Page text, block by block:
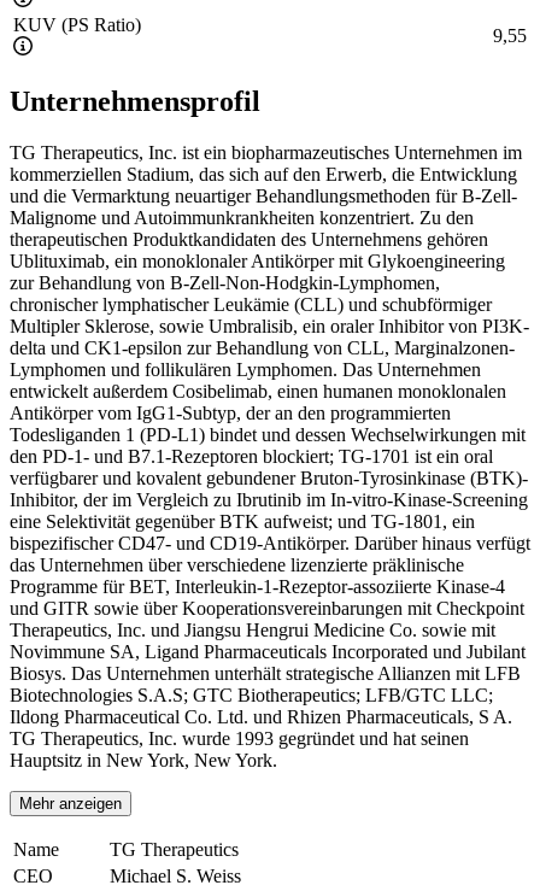
KUV (PS Ratio)
9,55
Unternehmensprofil
TG Therapeutics, Inc. ist ein biopharmazeutisches Unternehmen im
kommerziellen Stadium, das sich auf den Erwerb, die Entwicklung
und die Vermarktung neuartiger Behandlungsmethoden für B-Zell-
Malignome und Autoimmunkrankheiten konzentriert. Zu den
therapeutischen Produktkandidaten des Unternehmens gehören
Ublituximab, ein monoklonaler Antikörper mit Glykoengineering
zur Behandlung von B-Zell-Non-Hodgkin-Lymphomen,
chronischer lymphatischer Leukämie (CLL) und schubförmiger
Multipler Sklerose, sowie Umbralisib, ein oraler Inhibitor von PI3K-
delta und CK1-epsilon zur Behandlung von CLL, Marginalzonen-
Lymphomen und follikulären Lymphomen. Das Unternehmen
entwickelt außerdem Cosibelimab, einen humanen monoklonalen
Antikörper vom IgG1-Subtyp, der an den programmierten
Todesliganden 1 (PD-L1) bindet und dessen Wechselwirkungen mit
den PD-1- und B7.1-Rezeptoren blockiert; TG-1701 ist ein oral
verfügbarer und kovalent gebundener Bruton-Tyrosinkinase (BTK)-
Inhibitor, der im Vergleich zu Ibrutinib im In-vitro-Kinase-Screening
eine Selektivität gegenüber BTK aufweist; und TG-1801, ein
bispezifischer CD47- und CD19-Antikörper. Darüber hinaus verfügt
das Unternehmen über verschiedene lizenzierte präklinische
Programme für BET, Interleukin-1-Rezeptor-assoziierte Kinase-4
und GITR sowie über Kooperationsvereinbarungen mit Checkpoint
Therapeutics, Inc. und Jiangsu Hengrui Medicine Co. sowie mit
Novimmune SA, Ligand Pharmaceuticals Incorporated und Jubilant
Biosys. Das Unternehmen unterhält strategische Allianzen mit LFB
Biotechnologies S.A.S; GTC Biotherapeutics; LFB/GTC LLC;
Ildong Pharmaceutical Co. Ltd. und Rhizen Pharmaceuticals, S A.
TG Therapeutics, Inc. wurde 1993 gegründet und hat seinen
Hauptsitz in New York, New York.
Mehr anzeigen
Name
TG Therapeutics
CEO
Michael S. Weiss